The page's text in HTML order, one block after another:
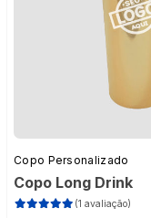
Copo Personalizado
Copo Long Drink
(1 avaliação)